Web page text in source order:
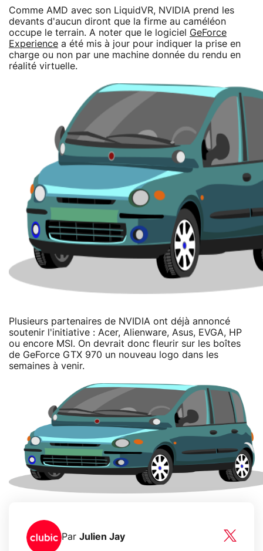
Comme AMD avec son LiquidVR, NVIDIA prend les
devants d'aucun diront que la firme au caméléon
occupe le terrain. A noter que le logiciel GeForce
Experience a été mis à jour pour indiquer la prise en
charge ou non par une machine donnée du rendu en
réalité virtuelle.
Plusieurs partenaires de NVIDIA ont déjà annoncé
soutenir l'initiative : Acer, Alienware, Asus, EVGA, HP
ou encore MSI. On devrait donc fleurir sur les boîtes
de GeForce GTX 970 un nouveau logo dans les
semaines à venir.
Par Julien Jay